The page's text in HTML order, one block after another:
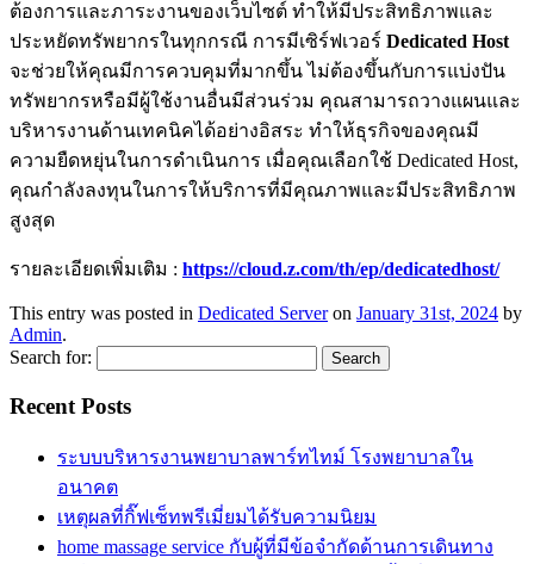
ต้องการและภาระงานของเว็บไซต์ ทำให้มีประสิทธิภาพและ
ประหยัดทรัพยากรในทุกกรณี การมีเซิร์ฟเวอร์ Dedicated Host
จะช่วยให้คุณมีการควบคุมที่มากขึ้น ไม่ต้องขึ้นกับการแบ่งปัน
ทรัพยากรหรือมีผู้ใช้งานอื่นมีส่วนร่วม คุณสามารถวางแผนและ
บริหารงานด้านเทคนิคได้อย่างอิสระ ทำให้ธุรกิจของคุณมี
ความยืดหยุ่นในการดำเนินการ เมื่อคุณเลือกใช้ Dedicated Host,
คุณกำลังลงทุนในการให้บริการที่มีคุณภาพและมีประสิทธิภาพ
สูงสุด
รายละเอียดเพิ่มเติม : https://cloud.z.com/th/ep/dedicatedhost/
This entry was posted in Dedicated Serveron January 31st, 2024 by
Admin.
Search for:
Recent Posts
ระบบบริหารงานพยาบาลพาร์ทไทม์ โรงพยาบาลใน
อนาคต
เหตุผลที่กิ๊ฟเซ็ทพรีเมี่ยมได้รับความนิยม
home massage service กับผู้ที่มีข้อจำกัดด้านการเดินทาง